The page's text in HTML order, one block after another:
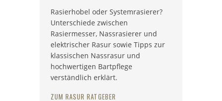
Rasierhobel oder Systemrasierer?
Unterschiede zwischen
Rasiermesser, Nassrasierer und
elektrischer Rasur sowie Tipps zur
klassischen Nassrasur und
hochwertigen Bartpflege
verständlich erklärt.
ZUM RASUR RATGEBER